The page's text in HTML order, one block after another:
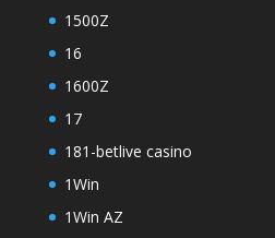
1500Z
16
1600Z
17
181-betlive casino
1Win
1Win AZ